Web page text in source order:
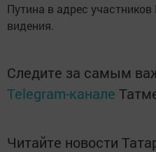
Путина в адрес участников
видения.
Следите за самым
Telegram-канале
Читайте новости